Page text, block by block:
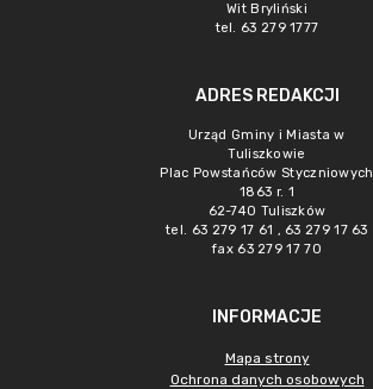
Wit Bryliński
tel. 63 279 1777
ADRES REDAKCJI
Urząd Gminy i Miasta w
Tuliszkowie
Plac Powstańców Styczniowych
1863 r. 1
62-740 Tuliszków
tel. 63 279 17 61 , 63 279 17 63
fax 63 279 17 70
INFORMACJE
Mapa strony
Ochrona danych osobowych